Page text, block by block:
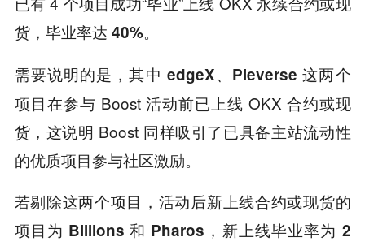
货，毕业率达 40%。
需要说明的是，其中 edgeX、 Pieverse 这两个
项目在参与 Boost 活动前已上线 OKX 合约或现
货，这说明 Boost 同样吸引了已具备主站流动性
的优质项目参与社区激励。
若剔除这两个项目，活动后新上线合约或现货的
项目为 Billions 和 Pharos ，新上线毕业率为 2